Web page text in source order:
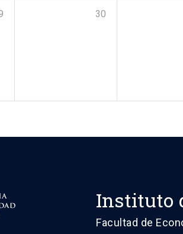
30
Instituto
Facultad de